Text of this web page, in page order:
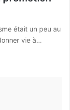
était un peu au
vie à…